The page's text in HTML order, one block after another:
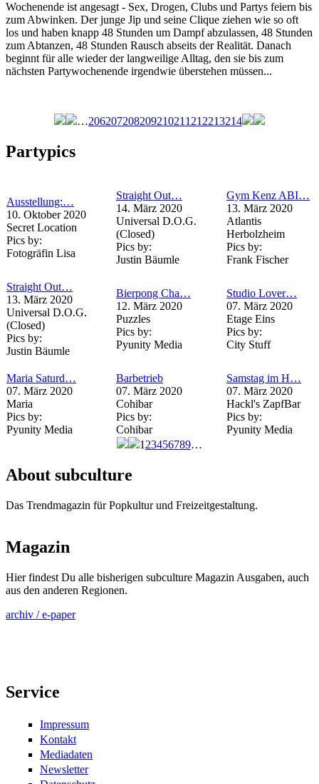
Wochenende ist angesagt - Sex, Drogen, Clubs und Partys feiern bis
zum Abwinken. Der junge Jip und seine Clique ziehen wie so oft
los und haben knapp 48 Stunden um Dampf abzulassen, 48 Stunden
zum Abtanzen, 48 Stunden Rausch abseits der Realität. Danach
beginnt für alle wieder der langweilige Alltag, den sie bis zum
nächsten Partywochenende irgendwie überstehen müssen...
…206207208209210211 212213214
Partypics
Ausstellung:…
10. Oktober 2020
Secret Location
Pics by:
Fotogräfin Lisa
Straight Out…
14. März 2020
Universal D.O.G.
(Closed)
Pics by:
Justin Bäumle
Gym Kenz ABI…
13. März 2020
Atlantis
Herbolzheim
Pics by:
Frank Fischer
Straight Out…
13. März 2020
Universal D.O.G.
(Closed)
Pics by:
Justin Bäumle
Bierpong Cha…
12. März 2020
Puzzles
Pics by:
Pyunity Media
Studio Lover…
07. März 2020
Etage Eins
Pics by:
City Stuff
Maria Saturd…
07. März 2020
Maria
Pics by:
Pyunity Media
Barbetrieb
07. März 2020
Cohibar
Pics by:
Cohibar
Samstag im H…
07. März 2020
Hackl's ZapfBar
Pics by:
Pyunity Media
1 23456789…
About subculture
Das Trendmagazin für Popkultur und Freizeitgestaltung.
Magazin
Hier findest Du alle bisherigen subculture Magazin Ausgaben, auch
aus den anderen Regionen.
archiv / e-paper
Service
Impressum
Kontakt
Mediadaten
Newsletter